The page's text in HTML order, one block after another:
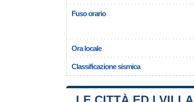
Fuso orario
Ora locale
Classificazione sismica